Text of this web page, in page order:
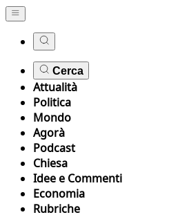
Cerca
Attualità
Politica
Mondo
Agorà
Podcast
Chiesa
Idee e Commenti
Economia
Rubriche